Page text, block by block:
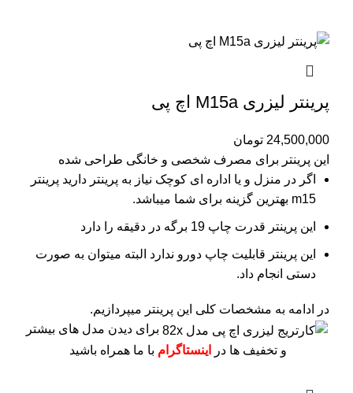
پرینتر لیزری M15a اچ پی
24,500,000 تومان
این پرینتر برای مصرف شخصی و خانگی طراحی شده
اگر در منزل و یا اداره ای کوچک نیاز به پرینتر دارید پرینتر
m15 بهترین گزینه برای شما میباشد.
این پرینتر قدرت چاپ 19 برگه در دقیقه را دارد
این پرینتر قابلیت چاپ دورو ندارد البته میتوان به صورت
دستی انجام داد.
در ادامه به مشخصات کلی این پرینتر میپردازیم.
برای دیدن مدل های بیشتر
و تخفیف ها در
اینستاگرام با ما همراه باشید